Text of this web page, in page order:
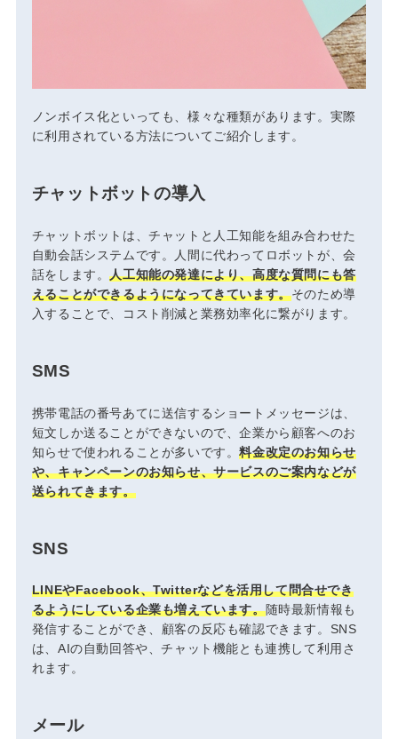
ノンボイス化といっても、様々な種類があります。実際
に利用されている方法についてご紹介します。
チャットボットの導入
チャットボットは、チャットと人工知能を組み合わせた
自動会話システムです。人間に代わってロボットが、会
話をします。人工知能の発達により、高度な質問にも答
えることができるようになってきています。そのため導
入することで、コスト削減と業務効率化に繋がります。
SMS
携帯電話の番号あてに送信するショートメッセージは、
短文しか送ることができないので、企業から顧客へのお
知らせで使われることが多いです。料金改定のお知らせ
や、キャンペーンのお知らせ、サービスのご案内などが
送られてきます。
SNS
LINEやFacebook、Twitterなどを活用して問合せでき
るようにしている企業も増えています。随時最新情報も
発信することができ、顧客の反応も確認できます。SNS
は、AIの自動回答や、チャット機能とも連携して利用さ
れます。
メール